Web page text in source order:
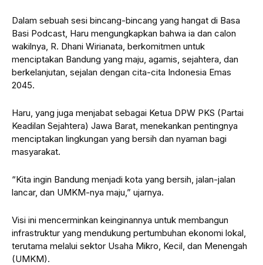
Dalam sebuah sesi bincang-bincang yang hangat di Basa
Basi Podcast, Haru mengungkapkan bahwa ia dan calon
wakilnya, R. Dhani Wirianata, berkomitmen untuk
menciptakan Bandung yang maju, agamis, sejahtera, dan
berkelanjutan, sejalan dengan cita-cita Indonesia Emas
2045.
Haru, yang juga menjabat sebagai Ketua DPW PKS (Partai
Keadilan Sejahtera) Jawa Barat, menekankan pentingnya
menciptakan lingkungan yang bersih dan nyaman bagi
masyarakat.
“Kita ingin Bandung menjadi kota yang bersih, jalan-jalan
lancar, dan UMKM-nya maju,” ujarnya.
Visi ini mencerminkan keinginannya untuk membangun
infrastruktur yang mendukung pertumbuhan ekonomi lokal,
terutama melalui sektor Usaha Mikro, Kecil, dan Menengah
(UMKM).